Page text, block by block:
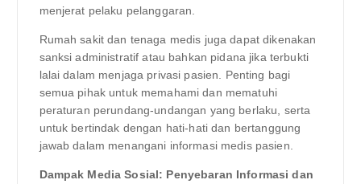
menjerat pelaku pelanggaran.
Rumah sakit dan tenaga medis juga dapat dikenakan
sanksi administratif atau bahkan pidana jika terbukti
lalai dalam menjaga privasi pasien. Penting bagi
semua pihak untuk memahami dan mematuhi
peraturan perundang-undangan yang berlaku, serta
untuk bertindak dengan hati-hati dan bertanggung
jawab dalam menangani informasi medis pasien.
Dampak Media Sosial: Penyebaran Informasi dan